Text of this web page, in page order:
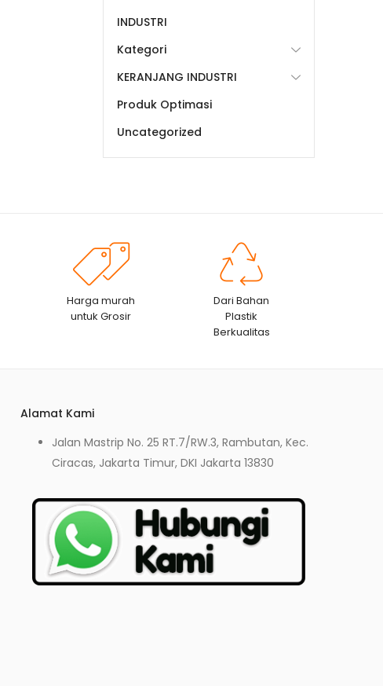
INDUSTRI
Kategori
KERANJANG INDUSTRI
Produk Optimasi
Uncategorized
Harga murah
untuk Grosir
Dari Bahan
Plastik
Berkualitas
Alamat Kami
Jalan Mastrip No. 25 RT.7/RW.3, Rambutan, Kec.
Ciracas, Jakarta Timur, DKI Jakarta 13830